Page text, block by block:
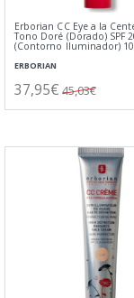
Erborian CC Eye a la
Tono Doré (Dorado) SPF
(Contorno Iluminador)
ERBORIAN
37,95€ 45,03€